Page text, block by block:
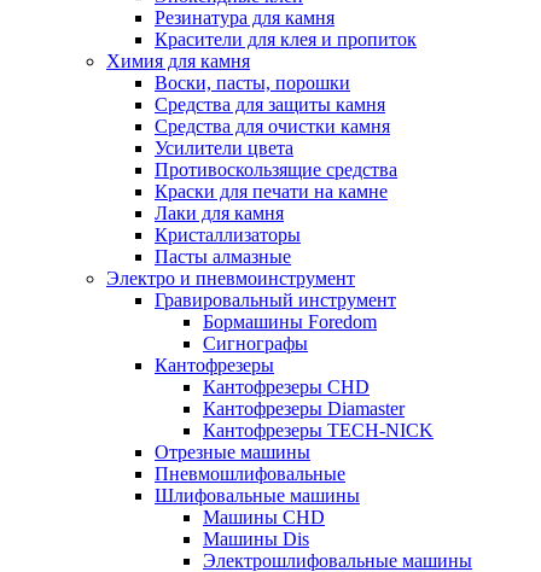
Резинатура для камня
Красители для клея и пропиток
Химия для камня
Воски, пасты, порошки
Средства для защиты камня
Средства для очистки камня
Усилители цвета
Противоскользящие средства
Краски для печати на камне
Лаки для камня
Кристаллизаторы
Пасты алмазные
Электро и пневмоинструмент
Гравировальный инструмент
Бормашины Foredom
Сигнографы
Кантофрезеры
Кантофрезеры CHD
Кантофрезеры Diamaster
Кантофрезеры TECH-NICK
Отрезные машины
Пневмошлифовальные
Шлифовальные машины
Машины CHD
Машины Dis
Электрошлифовальные машины